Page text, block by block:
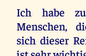
Ich habe
Menschen,
sich dieser